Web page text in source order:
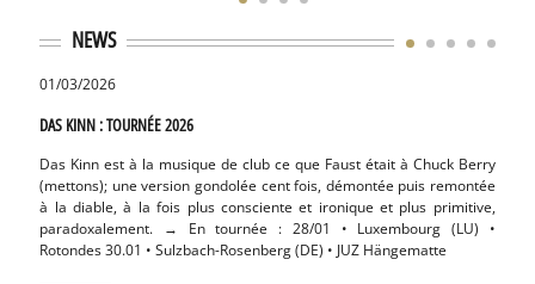
NEWS
01/03/2026
DAS KINN : TOURNÉE 2026
Das Kinn est à la musique de club ce que Faust était à Chuck Berry
(mettons); une version gondolée cent fois, démontée puis remontée
à la diable, à la fois plus consciente et ironique et plus primitive,
paradoxalement. → En tournée : 28/01 • Luxembourg (LU) •
Rotondes 30.01 • Sulzbach-Rosenberg (DE) • JUZ Hängematte
Das
boîte